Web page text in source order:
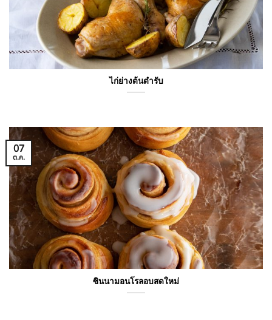
ไก่ย่างต้นตำรับ
ซินนามอนโรลอบสดใหม่
07
ต.ค.